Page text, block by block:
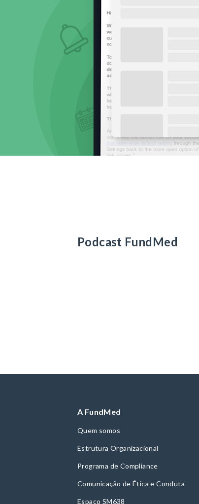
Podcast FundMed
A FundMed
Quem somos
Estrutura Organizacional
Programa de Compliance
Comunicação de Ética e Conduta
Espaço SM638